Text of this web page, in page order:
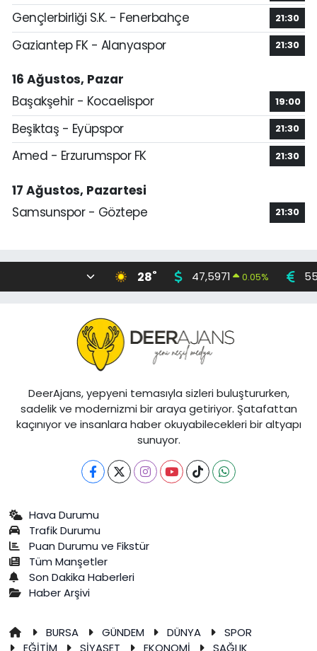
Gençlerbirliği S.K. - Fenerbahçe 21:30
Gaziantep FK - Alanyaspor 21:30
16 Ağustos, Pazar
Başakşehir - Kocaelispor
19:00
Beşiktaş - Eyüpspor 21:30
Amed - Erzurumspor FK 21:30
17 Ağustos, Pazartesi
Samsunspor - Göztepe
21:30
28° 47,5971 0.05%
DeerAjans, yepyeni temasıyla sizleri buluştururken,
sadelik ve modernizmi bir araya getiriyor. Şatafattan
kaçınıyor ve insanlara haber okuyabilecekleri bir altyapı
sunuyor.
Hava Durumu
Trafik Durumu
Puan Durumu ve Fikstür
Tüm Manşetler
Son Dakika Haberleri
Haber Arşivi
BURSA GÜNDEM DÜNYA
SPOR
EĞİTİM
SİYASET EKONOMİ SAĞLIK